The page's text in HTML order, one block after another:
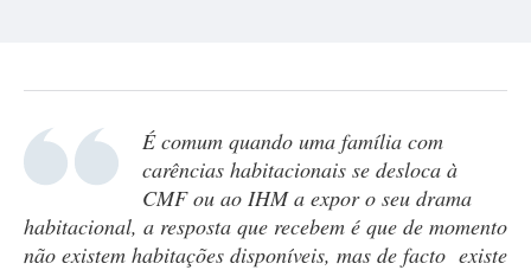
É comum quando uma família com
carências habitacionais se desloca à
CMF ou ao IHM a expor o seu drama
habitacional, a resposta que recebem é que de momento
não existem habitações disponíveis, mas de facto existe